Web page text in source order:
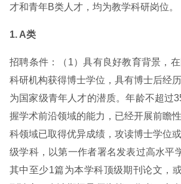
才和青年B类人才，均为教学科研岗位。
1. A类
招聘条件：（1）具有良好教育背景，
科研机构获得博士学位，具有博士后经
为国家级青年人才的潜质。年龄不超过
握学术前沿领域的能力，已经开展前瞻
科领域已取得优异成绩，攻读博士学位
级学科，以第一作者署名发表过高水平
其中至少1篇为本学科顶级期刊论文，